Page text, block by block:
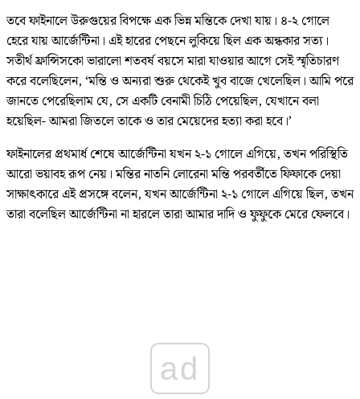
তবে ফাইনালে উরুগুয়ের বিপক্ষে এক ভিন্ন মন্তিকে দেখা যায়। ৪-২ গোলে
হেরে যায় আর্জেন্টিনা। এই হারের পেছনে লুকিয়ে ছিল এক অন্ধকার সত্য।
সতীর্থ ফ্রান্সিসকো ভারালো শতবর্ষ বয়সে মারা যাওয়ার আগে সেই স্মৃতিচারণ
করে বলেছিলেন, ‘মন্তি ও অন্যরা শুরু থেকেই খুব বাজে খেলেছিল। আমি পরে
জানতে পেরেছিলাম যে, সে একটি বেনামী চিঠি পেয়েছিল, যেখানে বলা
হয়েছিল- আমরা জিতলে তাকে ও তার মেয়েদের হত্যা করা হবে।’
ফাইনালের প্রথমার্ধ শেষে আর্জেন্টিনা যখন ২-১ গোলে এগিয়ে, তখন পরিস্থিতি
আরো ভয়াবহ রূপ নেয়। মন্তির নাতনি লোরেনা মন্তি পরবর্তীতে ফিফাকে দেয়া
সাক্ষাৎকারে এই প্রসঙ্গে বলেন, যখন আর্জেন্টিনা ২-১ গোলে এগিয়ে ছিল, তখন
তারা বলেছিল আর্জেন্টিনা না হারলে তারা আমার দাদি ও ফুফুকে মেরে ফেলবে।
ad